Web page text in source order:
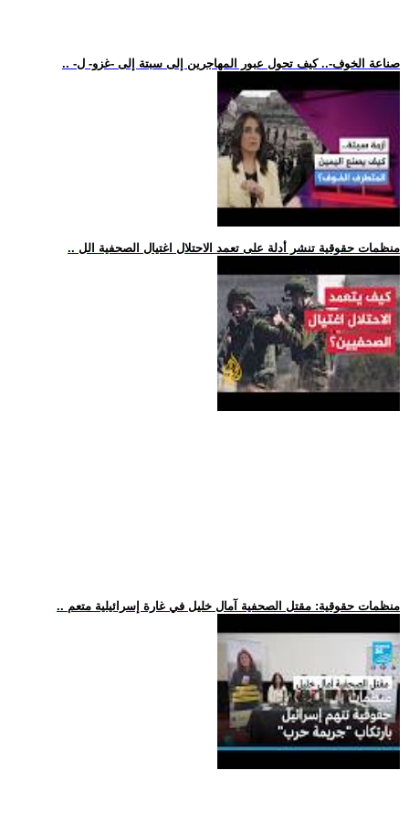
.. -صناعة الخوف-.. كيف تحول عبور المهاجرين إلى سبتة إلى -غزو- ل
.. منظمات حقوقية تنشر أدلة على تعمد الاحتلال اغتيال الصحفية الل
.. منظمات حقوقية: مقتل الصحفية آمال خليل في غارة إسرائيلية متعم